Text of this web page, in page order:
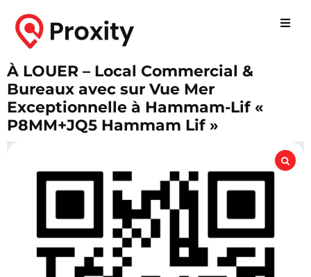
À LOUER – Local Commercial &
Bureaux avec sur Vue Mer
Exceptionnelle à Hammam-Lif «
P8MM+JQ5 Hammam Lif »